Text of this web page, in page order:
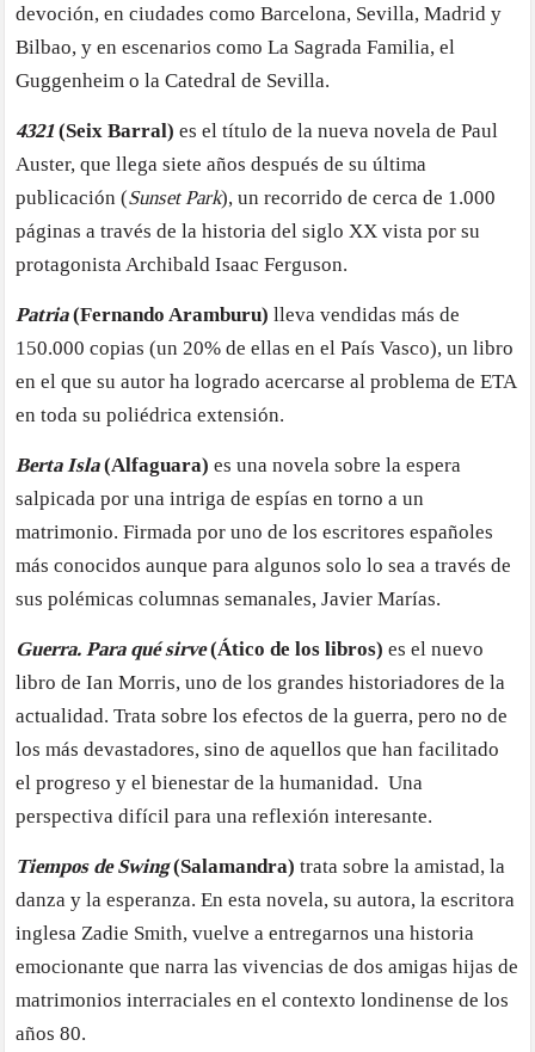
devoción, en ciudades como Barcelona, Sevilla, Madrid y
Bilbao, y en escenarios como La Sagrada Familia, el
Guggenheim o la Catedral de Sevilla.
4321(Seix Barral) es el título de la nueva novela de Paul
Auster, que llega siete años después de su última
publicación (Sunset Park), un recorrido de cerca de 1.000
páginas a través de la historia del siglo XX vista por su
protagonista Archibald Isaac Ferguson.
Patria(Fernando Aramburu) lleva vendidas más de
150.000 copias (un 20% de ellas en el País Vasco), un libro
en el que su autor ha logrado acercarse al problema de ETA
en toda su poliédrica extensión.
Berta Isla(Alfaguara) es una novela sobre la espera
salpicada por una intriga de espías en torno a un
matrimonio. Firmada por uno de los escritores españoles
más conocidos aunque para algunos solo lo sea a través de
sus polémicas columnas semanales, Javier Marías.
Guerra. Para qué sirve(Ático de los libros) es el nuevo
libro de Ian Morris, uno de los grandes historiadores de la
actualidad. Trata sobre los efectos de la guerra, pero no de
los más devastadores, sino de aquellos que han facilitado
el progreso y el bienestar de la humanidad. Una
perspectiva difícil para una reflexión interesante.
Tiempos de Swing(Salamandra) trata sobre la amistad, la
danza y la esperanza. En esta novela, su autora, la escritora
inglesa Zadie Smith, vuelve a entregarnos una historia
emocionante que narra las vivencias de dos amigas hijas de
matrimonios interraciales en el contexto londinense de los
años 80.